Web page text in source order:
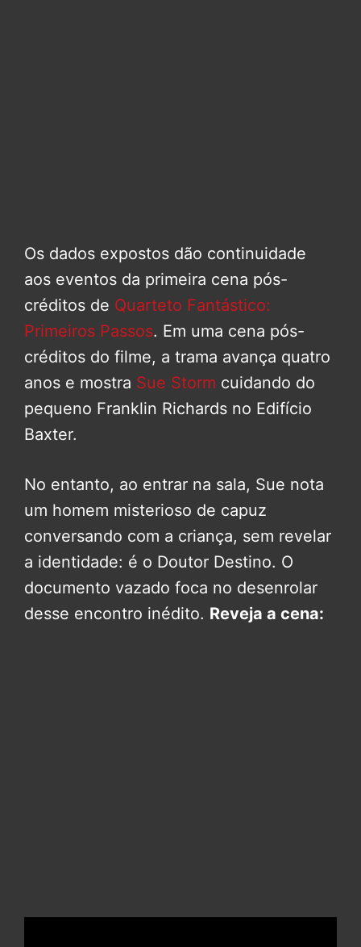
Os dados expostos dão continuidade
aos eventos da primeira cena pós-
créditos de Quarteto Fantástico:
Primeiros Passos. Em uma cena pós-
créditos do filme, a trama avança quatro
anos e mostra Sue Storm cuidando do
pequeno Franklin Richards no Edifício
Baxter.
No entanto, ao entrar na sala, Sue nota
um homem misterioso de capuz
conversando com a criança, sem revelar
a identidade: é o Doutor Destino. O
documento vazado foca no desenrolar
desse encontro inédito. Reveja a cena: